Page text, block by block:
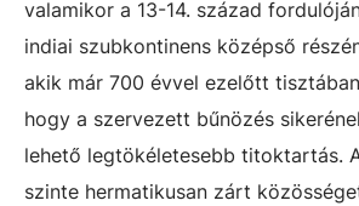
valamikor a 13-14. század
indiai szubkontinens középső
akik már 700 évvel ezelőtt
hogy a szervezett bűnözés
lehető legtökéletesebb titoktartás.
szinte hermatikusan zárt